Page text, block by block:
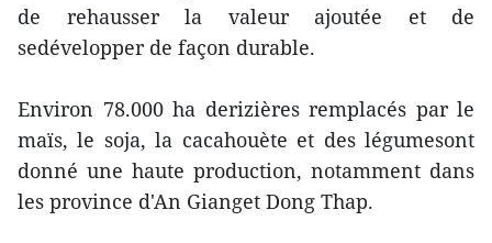
de rehausser la valeur ajoutée et de
sedévelopper de façon durable.
Environ 78.000 ha derizières remplacés par le
maïs, le soja, la cacahouète et des légumesont
donné une haute production, notamment dans
les province d'An Gianget Dong Thap.